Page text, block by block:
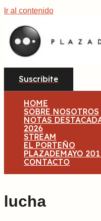
Ir al contenido
Suscribite
HOME
SOBRE NOSOTROS
NOTAS
2026
STREAM
EL PORTEÑO
PLAZADEMAYO
CONTACTO
lucha